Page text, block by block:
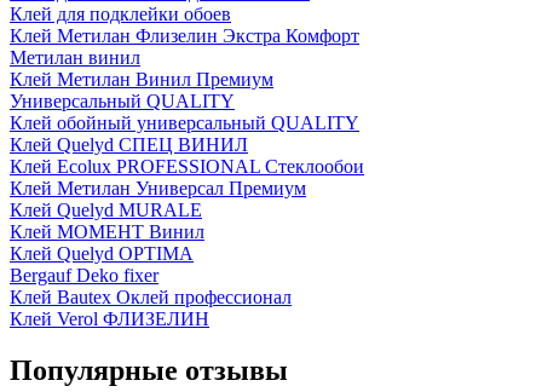
Клей для подклейки обоев
Клей Метилан Флизелин Экстра Комфорт
Метилан винил
Клей Метилан Винил Премиум
Универсальный QUALITY
Клей обойный универсальный QUALITY
Клей Quelyd СПЕЦ ВИНИЛ
Клей Ecolux PROFESSIONAL Стеклообои
Клей Метилан Универсал Премиум
Клей Quelyd MURALE
Клей МОМЕНТ Винил
Клей Quelyd OPTIMA
Bergauf Deko fixer
Клей Bautex Оклей профессионал
Клей Verol ФЛИЗЕЛИН
Популярные отзывы